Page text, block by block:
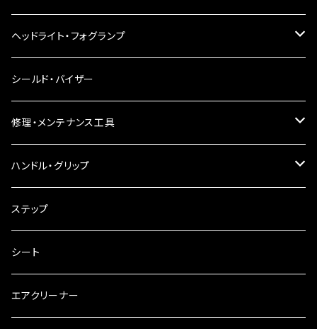
LEDウインカー
電球型ウインカー
バードゲージウインカー
ウインカークランプ
ヘッドライト・フォグランプ
ヘッドライト
フォグランプ
配線・リレー
シールド・バイザー
修理・メンテナンス工具
インテークマニホールド
電装・配線・キボシ等
キャブレター
チェーン
ハンドル・グリップ
グリップ
バーハン
ハンドルパーツ
ステップ
シート
エアクリーナー